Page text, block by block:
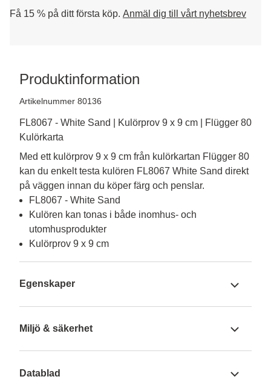
Få 15 % på ditt första köp. Anmäl dig till vårt nyhetsbrev
Produktinformation
Artikelnummer 80136
FL8067 - White Sand | Kulörprov 9 x 9 cm | Flügger 80
Kulörkarta
Med ett kulörprov 9 x 9 cm från kulörkartan Flügger 80
kan du enkelt testa kulören FL8067 White Sand direkt
på väggen innan du köper färg och penslar.
FL8067 - White Sand
Kulören kan tonas i både inomhus- och
utomhusprodukter
Kulörprov 9 x 9 cm
Egenskaper
Miljö & säkerhet
Datablad